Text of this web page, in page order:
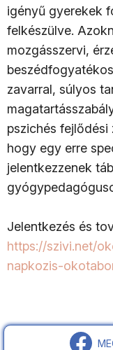
igényű gyerekek
felkészülve.
mozgásszervi,
zavarral, súlyos
pszichés
hogy egy erre
jelentkezzenek
Jelentkezés és
https://szivi.net/
napkozis-